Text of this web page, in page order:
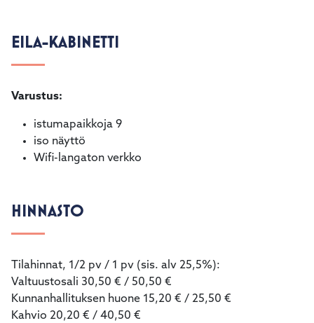
EILA-KABINETTI
Varustus:
istumapaikkoja 9
iso näyttö
Wifi-langaton verkko
HINNASTO
Tilahinnat, 1/2 pv / 1 pv (sis. alv 25,5%):
Valtuustosali 30,50 € / 50,50 €
Kunnanhallituksen huone 15,20 € / 25,50 €
Kahvio 20,20 € / 40,50 €